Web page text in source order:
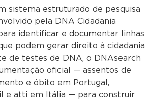
sistema estruturado de pesquisa
pela DNA Cidadania
identificar e documentar linhas
podem gerar direito à cidadania
de testes de DNA, o DNAsearch
oficial — assentos de
e óbito em Portugal,
e atti em Itália — para construir